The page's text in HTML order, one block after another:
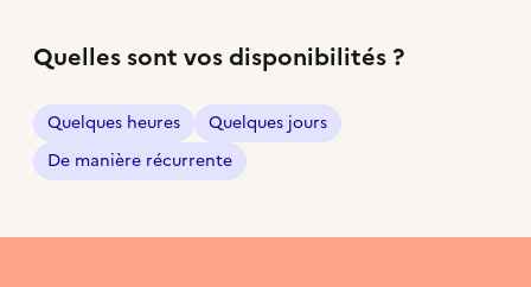
Quelles sont vos disponibilités ?
Quelques heures
Quelques jours
De manière récurrente